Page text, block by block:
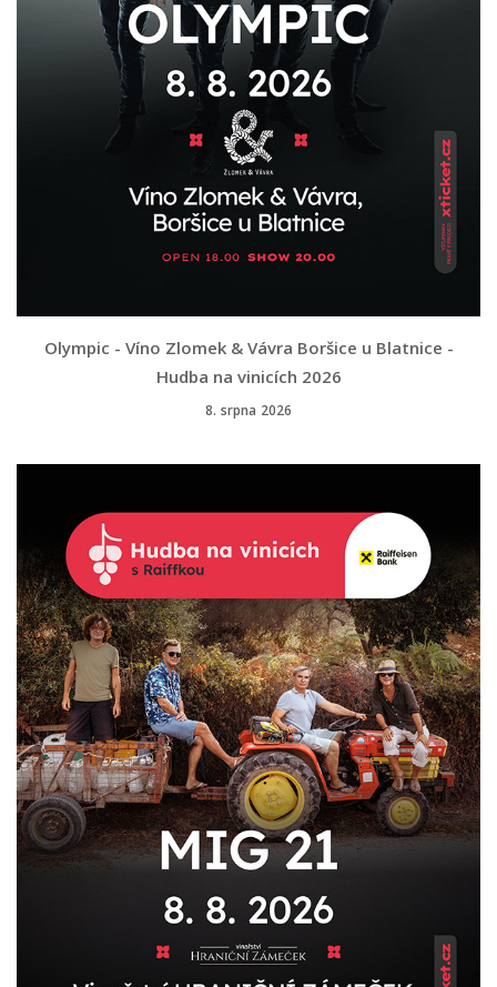
Olympic - Víno Zlomek & Vávra Boršice u Blatnice -
Hudba na vinicích 2026
8. srpna 2026